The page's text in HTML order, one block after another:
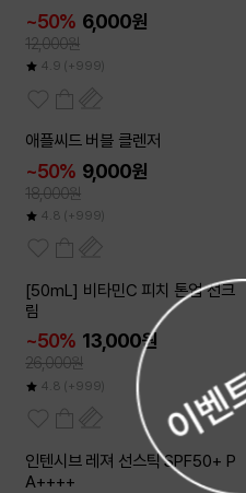
~50% 6,000원
12,000원
4.9 (+999)
애플씨드 버블 클렌저
~50% 9,000원
18,000원
4.8 (+999)
2개이상
~50%
[50mL] 비타민C 피치 톤업 선크
림
~50% 13,000원
26,000원
4.8 (+999)
~50 %
인텐시브 레져 선스틱 SPF50+ P
A++++